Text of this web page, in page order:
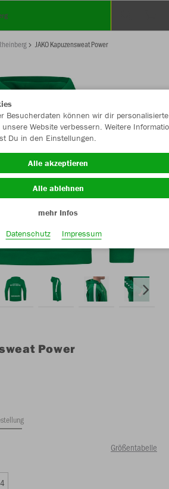
JAKO Kapuzensweat Power
Power
Größentabelle
Besucherdaten können wir dir personalisierte
Website verbessern. Weitere
Du in den Einstellungen.
Alle akzeptieren
Alle ablehnen
mehr Infos
Datenschutz
Impressum